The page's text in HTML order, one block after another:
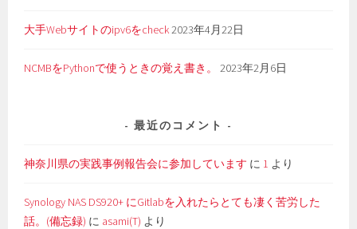
大手Webサイトのipv6をcheck2023年4月22日
NCMBをPythonで使うときの覚え書き。 2023年2月6日
最近のコメント
神奈川県の実践事例報告会に参加しています に 1 より
Synology NAS DS920+ にGitlabを入れたらとても凄く苦労した
話。(備忘録) に asami(T) より